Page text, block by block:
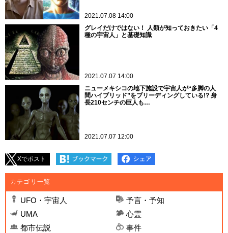
2021.07.08 14:00
グレイだけではない！ 人類が知っておきたい「4
種の宇宙人」と基礎知識
2021.07.07 14:00
ニューメキシコの地下施設で宇宙人が“多脚の人
間ハイブリッド”をブリーディングしている!? 身
長210センチの巨人も…
2021.07.07 12:00
Xでポスト
カテゴリ一覧
UFO・宇宙人
予言・予知
UMA
心霊
都市伝説
事件